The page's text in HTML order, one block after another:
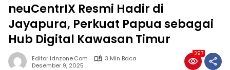
neuCentrIX Resmi Hadir di
Jayapura, Perkuat Papua sebagai
Hub Digital Kawasan Timur
Editor Idnzone.com
3 Min Baca
Desember 9, 2025
397